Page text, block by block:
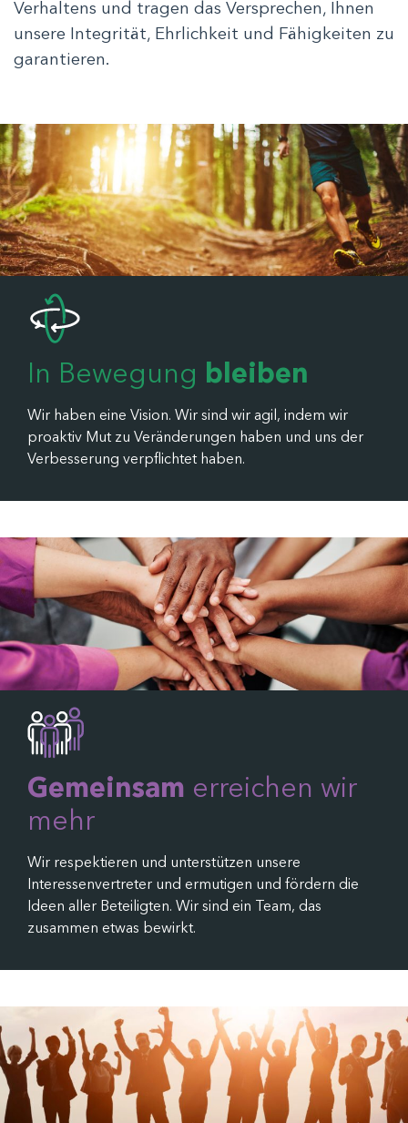
Verhaltens und tragen das Versprechen, Ihnen
unsere Integrität, Ehrlichkeit und Fähigkeiten zu
garantieren.
In Bewegung bleiben
Wir haben eine Vision. Wir sind wir agil, indem wir
proaktiv Mut zu Veränderungen haben und uns der
Verbesserung verpflichtet haben.
Gemeinsam erreichen wir
mehr
Wir respektieren und unterstützen unsere
Interessenvertreter und ermutigen und fördern die
Ideen aller Beteiligten. Wir sind ein Team, das
zusammen etwas bewirkt.